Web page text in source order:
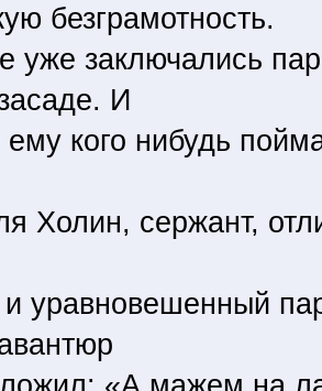
безграмотность.
уже заключались
И
ему кого нибудь
Холин, сержант,
уравновешенный